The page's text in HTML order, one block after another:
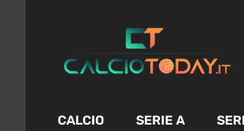
contenuto
CALCIO SERIE A